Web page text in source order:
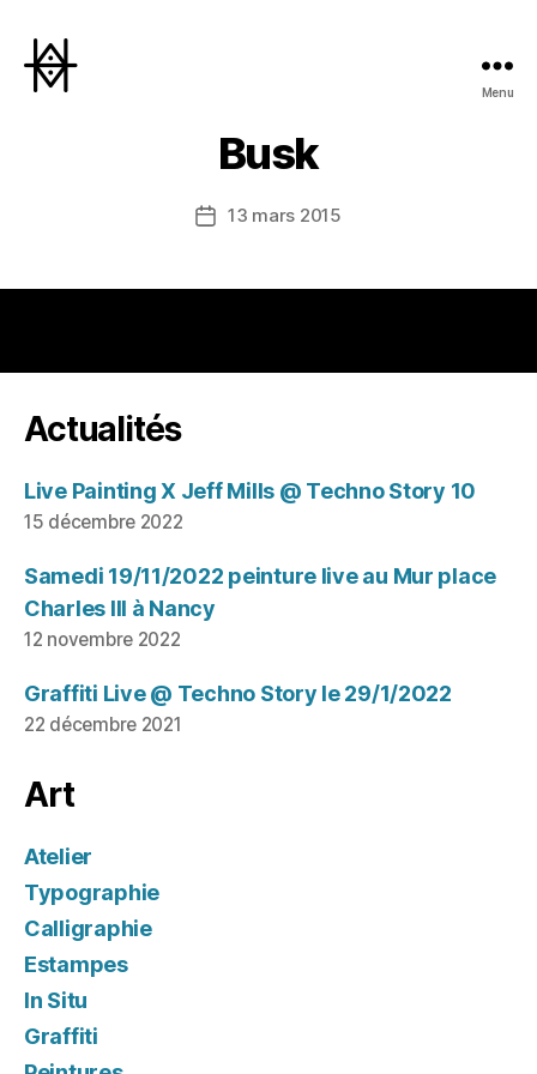
Menu
Busk
Date13 mars 2015
Actualités
Live Painting X Jeff Mills @ Techno Story 10
15 décembre 2022
Samedi 19/11/2022 peinture live au Mur place
Charles III à Nancy
12 novembre 2022
Graffiti Live @ Techno Story le 29/1/2022
22 décembre 2021
Art
Atelier
Typographie
Calligraphie
Estampes
In Situ
Graffiti